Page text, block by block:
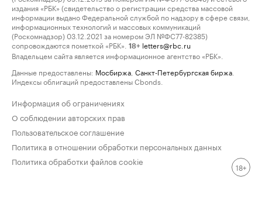
издания «РБК» (свидетельство о регистрации средства массовой
информации выдано Федеральной службой по надзору в сфере связи,
информационных технологий и массовых коммуникаций
(Роскомнадзор) 03.12.2021 за номером ЭЛ №ФС77-82385)
сопровождаются пометкой «РБК».
18+ letters@rbc.ru
Владельцем сайта является информационное агентство «РБК».
Данные предоставлены: Мосбиржа Санкт-Петербургская биржа
Индексы облигаций предоставлены Cbonds.
Информация об ограничениях
О соблюдении авторских прав
Пользовательское соглашение
Политика в отношении обработки персональных данных
Политика обработки файлов cookie
18+